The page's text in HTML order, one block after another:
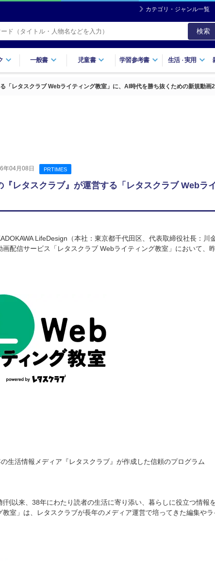
カテゴリ・ジャンル一覧
検索
一般書 児童書 学習参考書 生活・実用
「レタスクラブ Webライティング教室」に、AI時代を勝ち抜くための新規動画2
年04月08日 PRTIMES
『レタスクラブ』が運営する「レタスクラブ Web
LifeDesign（本社：東京都千代田区、代表取締役社長：
画配信サービス「レタスクラブ Webライティング教室」において、
生活情報メディア『レタスクラブ』が作成した信頼のプログラム
刊以来、38年にわたり読者の生活に寄り添い、暮らしに役立つ情
教室」は、レタスクラブが長年のメディア運営で培ってきた編集や